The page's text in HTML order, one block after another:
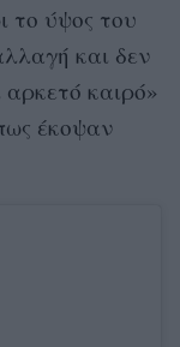
το ύψος του
και δεν
αρκετό καιρό»
έκοψαν